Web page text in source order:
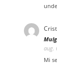
aug.
Mi